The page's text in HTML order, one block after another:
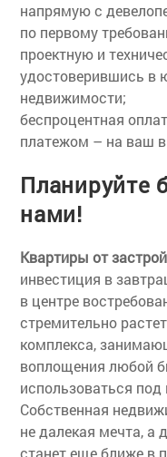
напрямую с
по первому
проектную и
удостоверившись в
недвижимости;
беспроцентная
платежом – на ваш
Планируйте
нами!
Квартиры от
инвестиция в
в центре
стремительно
комплекса,
воплощения любой
использоваться
Собственная
не далекая мечта, а
станет еще ближе в